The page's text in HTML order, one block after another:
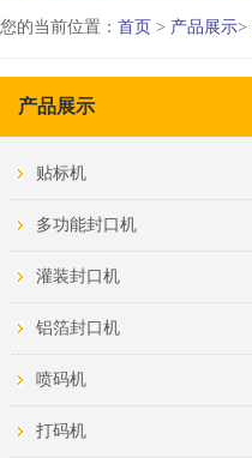
您的当前位置： 首页 > 产品展示>
产品展示
贴标机
多功能封口机
灌装封口机
铝箔封口机
喷码机
打码机